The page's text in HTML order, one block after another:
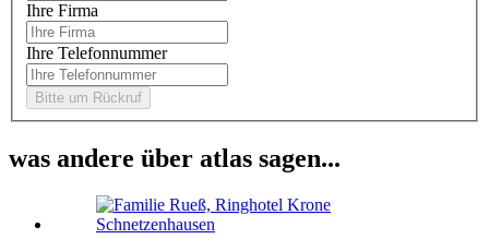
Ihre Firma
Ihre Telefonnummer
was andere über atlas sagen...